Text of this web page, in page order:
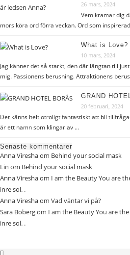
26 mars, 2024
Vem kramar dig
mors köra ord förra veckan. Ord som
What is Love?
10 mars, 2024
Jag känner det så starkt, den där längtan till
mig. Passionens berusning. Attraktionens
GRAND
20 februari, 2024
Det känns helt otroligt fantastiskt att bli
är ett namn som klingar av …
Senaste kommentarer
Anna Vireshaom Behind your social mask
Lin om Behind your social mask
Anna Vireshaom I am the Beauty You are
inre sol. .
Anna Vireshaom Vad väntar vi på?
Sara Bobergom I am the Beauty You are
inre sol. .